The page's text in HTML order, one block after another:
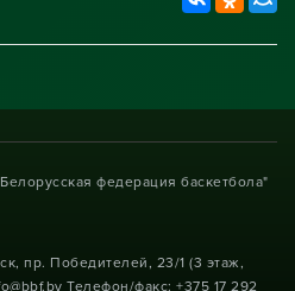
федерация баскетбола"
пр. Победителей, 23/1 (3 этаж,
Телефон/факс: +375 17 292